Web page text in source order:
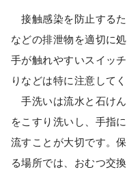
接触感染を防止する
などの排泄物を適切に
手が触れやすいスイッ
りなどは特に注意してく
手洗いは流水と石け
をこすり洗いし、手指
流すことが大切です。
る場所では、おむつ交